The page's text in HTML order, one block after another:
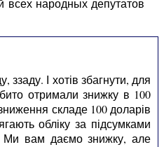
І хотів збагнути, для
отримали знижку в 100
складе 100 доларів
обліку за підсумками
Ми вам даємо знижку, але